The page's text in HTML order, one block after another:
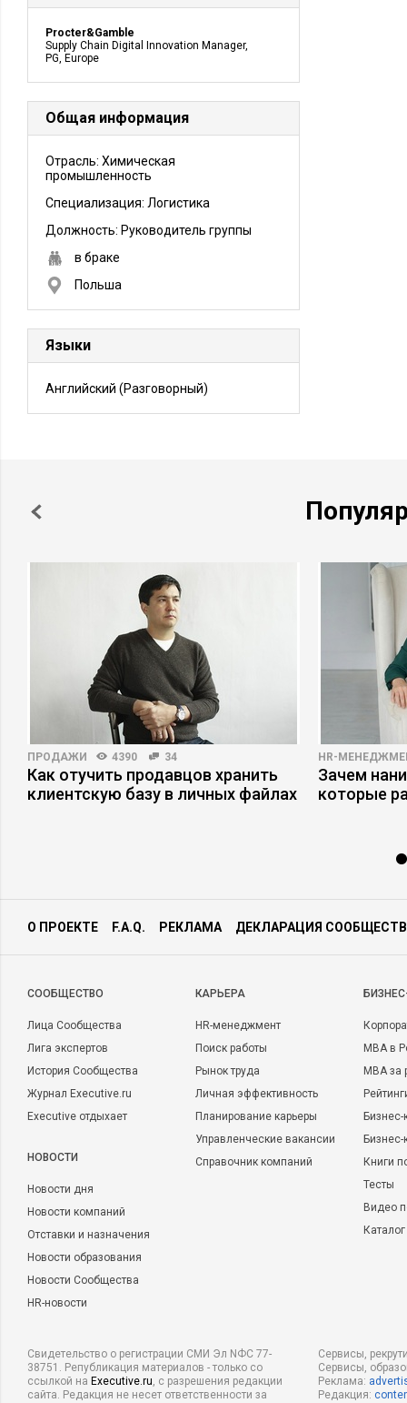
Procter&Gamble
Supply Chain Digital Innovation Manager,
PG, Europe
Общая информация
Отрасль: Химическая
промышленность
Специализация: Логистика
Должность: Руководитель группы
в браке
Польша
Языки
Английский (Разговорный)
ПРОДАЖИ 4390 34
Как отучить продавцов хранить
клиентскую базу в личных файлах
HR-
Зачем
которые
О ПРОЕКТЕ F.A.Q. РЕКЛАМА ДЕКЛАРАЦИЯ
CООБЩЕСТВО
Лица Сообщества
Лига экспертов
История Сообщества
Журнал Executive.ru
Executive отдыхает
НОВОСТИ
Новости дня
Новости компаний
Отставки и назначения
Новости образования
Новости Сообщества
HR-новости
КАРЬЕРА
HR-менеджмент
Поиск работы
Рынок труда
Личная эффективность
Планирование карьеры
Управленческие вакансии
Справочник компаний
MBA в
MBA
Бизнес-
Книги
Тесты
Видео
Свидетельство о регистрации СМИ Эл NФС 77-
38751. Републикация материалов - только со
ссылкой на Executive.ru, с разрешения редакции
сайта. Редакция не несет ответственности за
Сервисы,
Сервисы,
Реклама:
Редакция: